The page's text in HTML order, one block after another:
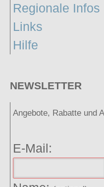
Regionale Infos
Links
Hilfe
NEWSLETTER
Angebote, Rabatte und
E-Mail: